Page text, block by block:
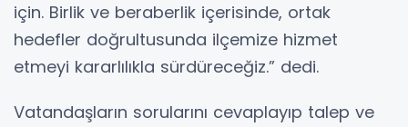
için. Birlik ve beraberlik içerisinde, ortak
hedefler doğrultusunda ilçemize hizmet
etmeyi kararlılıkla sürdüreceğiz.” dedi.
Vatandaşların sorularını cevaplayıp talep ve